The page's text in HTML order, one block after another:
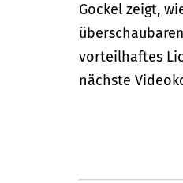
Gockel zeigt,
vorteilhaftes
nächste